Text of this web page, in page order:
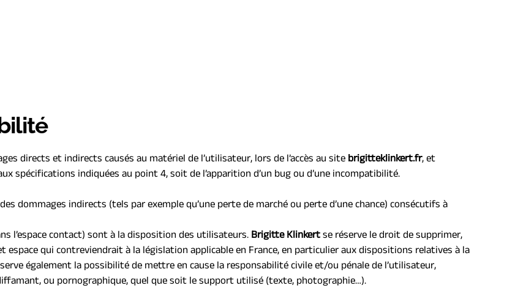
directs et indirects causés au matériel de l’utilisateur, lors de l’accès au site brigitteklinkert.fr, et
spécifications indiquées au point 4, soit de l’apparition d’un bug ou d’une incompatibilité.
dommages indirects (tels par exemple qu’une perte de marché ou perte d’une chance) consécutifs à
l’espace contact) sont à la disposition des utilisateurs. Brigitte Klinkert se réserve le droit de supprimer,
qui contreviendrait à la législation applicable en France, en particulier aux dispositions relatives à la
également la possibilité de mettre en cause la responsabilité civile et/ou pénale de l’utilisateur,
ou pornographique, quel que soit le support utilisé (texte, photographie…).